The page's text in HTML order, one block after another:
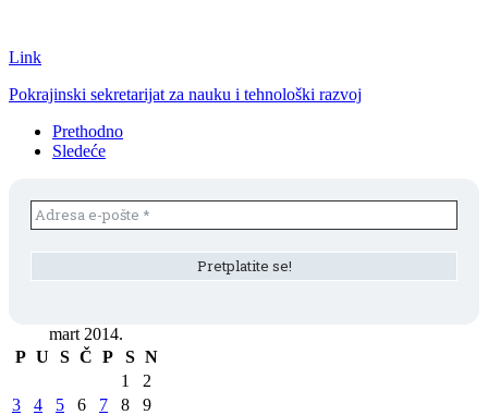
Link
Pokrajinski sekretarijat za nauku i tehnološki razvoj
Prethodno
Sledeće
mart 2014.
P U S Č P S N
1
2
3
4 5 6 7 8
9